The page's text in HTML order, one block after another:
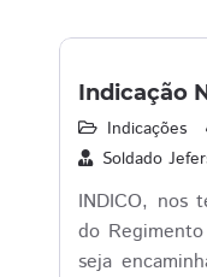
Indicação
Indicações
Soldado
INDICO, nos
do
seja